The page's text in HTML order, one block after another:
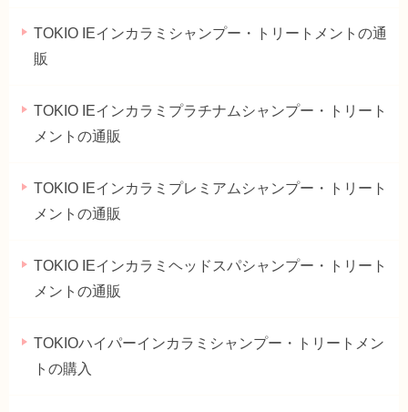
TOKIO IEインカラミシャンプー・トリートメントの通
販
TOKIO IEインカラミプラチナムシャンプー・トリート
メントの通販
TOKIO IEインカラミプレミアムシャンプー・トリート
メントの通販
TOKIO IEインカラミヘッドスパシャンプー・トリート
メントの通販
TOKIOハイパーインカラミシャンプー・トリートメン
トの購入